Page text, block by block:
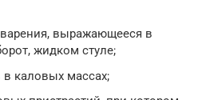
выражающееся в
жидком стуле;
в каловых массах;